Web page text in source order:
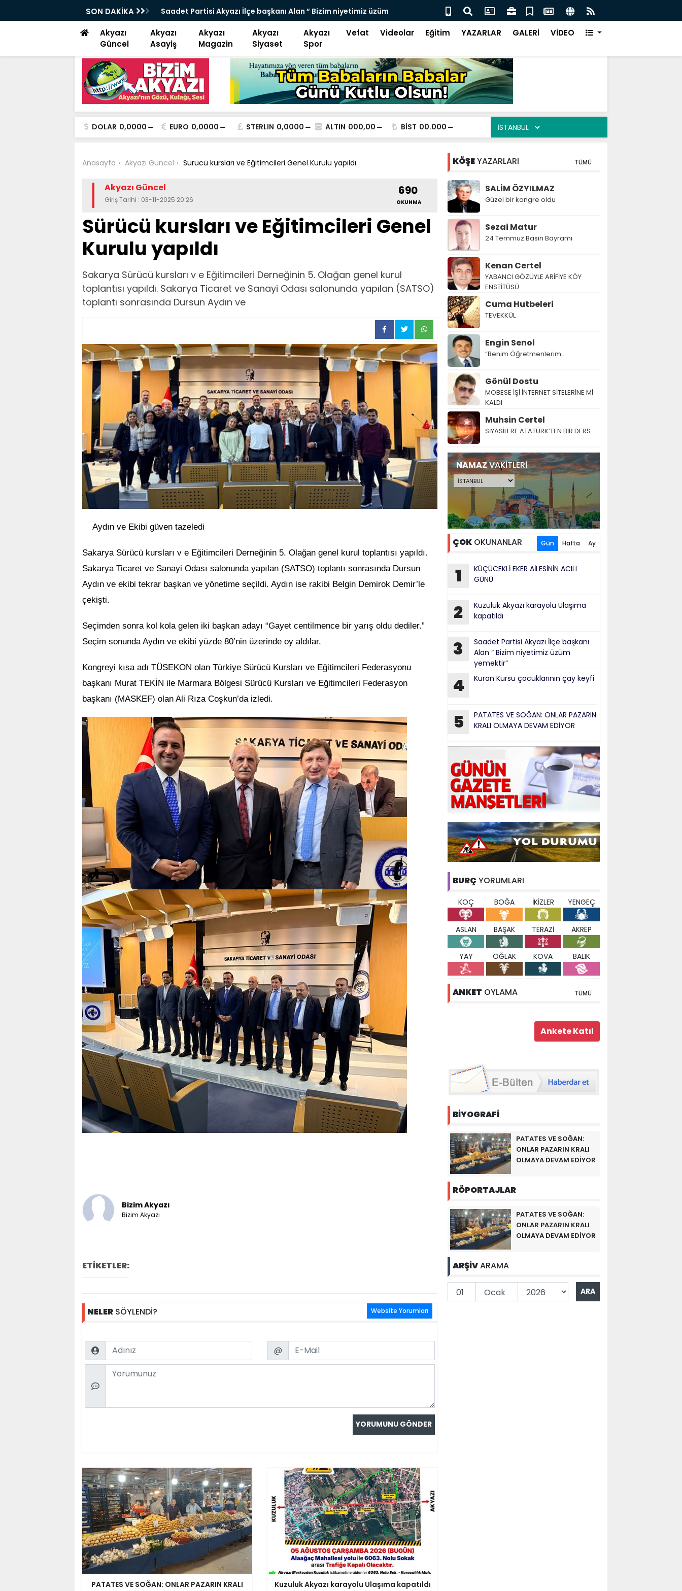
SON DAKİKA
başkanı Alan “ Bizim niyetimiz üzüm Kuzuluk Akyazı karayolu Ulaşıma kapatıldı KÜÇÜCEKLİ EKER AİLESİNİN ACILI GÜNÜ
Akyazı
Güncel
Akyazı
Asayiş
Akyazı
Magazin
Akyazı
Siyaset
Akyazı
Spor
Vefat Videolar Eğitim YAZARLAR GALERİ VİDEO
DOLAR 0,0000 EURO 0,0000 STERLIN 0,0000 ALTIN 000,00 BİST 00.000
Anasayfa Akyazı Güncel Sürücü kursları ve Eğitimcileri Genel Kurulu yapıldı
Akyazı Güncel
Giriş Tarihi : 03-11-2025 20:26
690
OKUNMA
Sürücü kursları ve Eğitimcileri Genel
Kurulu yapıldı
Sakarya Sürücü kursları v e Eğitimcileri Derneğinin 5. Olağan genel kurul
toplantısı yapıldı. Sakarya Ticaret ve Sanayi Odası salonunda yapılan (SATSO)
toplantı sonrasında Dursun Aydın ve
Aydın ve Ekibi güven tazeledi
Sakarya Sürücü kursları v e Eğitimcileri Derneğinin 5. Olağan genel kurul toplantısı yapıldı.
Sakarya Ticaret ve Sanayi Odası salonunda yapılan (SATSO) toplantı sonrasında Dursun
Aydın ve ekibi tekrar başkan ve yönetime seçildi. Aydın ise rakibi Belgin Demirok Demir’le
çekişti.
Seçimden sonra kol kola gelen iki başkan adayı “Gayet centilmence bir yarış oldu dediler.”
Seçim sonunda Aydın ve ekibi yüzde 80’nin üzerinde oy aldılar.
Kongreyi kısa adı TÜSEKON olan Türkiye Sürücü Kursları ve Eğitimcileri Federasyonu
başkanı Murat TEKİN ile Marmara Bölgesi Sürücü Kursları ve Eğitimcileri Federasyon
başkanı (MASKEF) olan Ali Rıza Coşkun’da izledi.
Bizim Akyazı
Bizim Akyazı
ETİKETLER:
NELER SÖYLENDİ? Website Yorumları
Name Email
@
Comment
PATATES VE SOĞAN: ONLAR PAZARIN KRALI
Kuzuluk Akyazı karayolu Ulaşıma kapatıldı
KÖŞEYAZARLARI TÜMÜ
SALİM ÖZYILMAZ
Güzel bir kongre oldu
Sezai Matur
24 Temmuz Basın Bayramı
Kenan Certel
YABANCI GÖZÜYLE ARİFİYE KÖY
ENSTİTÜSÜ
Cuma Hutbeleri
TEVEKKÜL
Engin Senol
“Benim Öğretmenlerim…
Gönül Dostu
MOBESE İŞİ İNTERNET SİTELERİNE Mİ
KALDI
Muhsin Certel
SİYASİLERE ATATÜRK’TEN BİR DERS
NAMAZVAKİTLERİ
ÇOK OKUNANLAR Gün Hafta Ay
1
KÜÇÜCEKLİ EKER AİLESİNİN ACILI
GÜNÜ
2
Kuzuluk Akyazı karayolu Ulaşıma
kapatıldı
3
Saadet Partisi Akyazı İlçe başkanı
Alan “ Bizim niyetimiz üzüm
yemektir”
4 Kuran Kursu çocuklarının çay keyfi
5
PATATES VE SOĞAN: ONLAR PAZARIN
KRALI OLMAYA DEVAM EDİYOR
BURÇ YORUMLARI
KOÇ BOĞA İKİZLER YENGEÇ
ASLAN BAŞAK TERAZİ AKREP
YAY OĞLAK KOVA BALIK
ANKET OYLAMA TÜMÜ
BİYOGRAFİ
PATATES VE SOĞAN:
ONLAR PAZARIN KRALI
OLMAYA DEVAM EDİYOR
RÖPORTAJLAR
PATATES VE SOĞAN:
ONLAR PAZARIN KRALI
OLMAYA DEVAM EDİYOR
ARŞİVARAMA